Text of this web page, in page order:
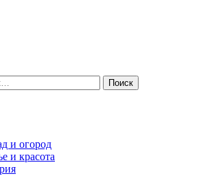
и огород
и красота